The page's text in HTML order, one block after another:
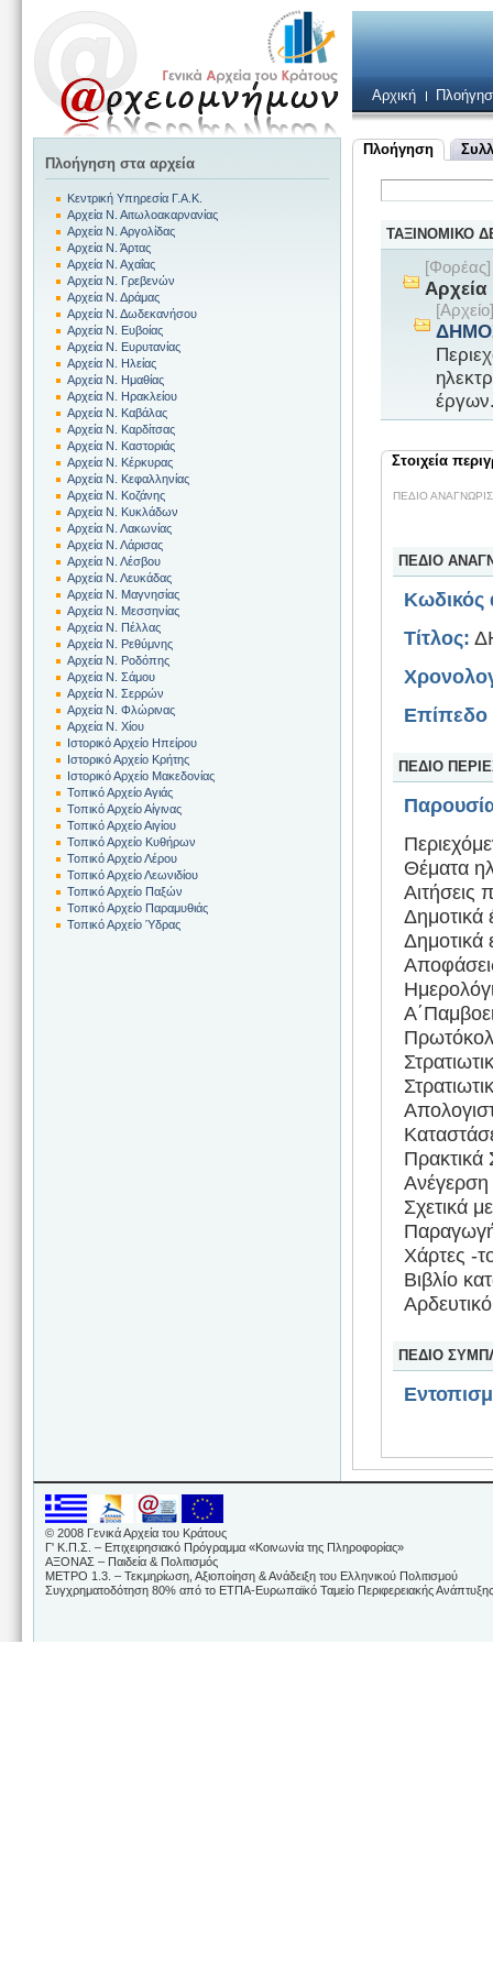
Αρχική
Πλοήγηση
ΤΑΞΙΝΟΜΙΚΟ
Στοιχεία
ΠΕΔΙΟ
ΠΕΔΙΟ
Κωδικός
Τίτλος:
Επίπεδο
ΠΕΔΙΟ
Θέματα
Αιτήσεις
Δημοτικά
Δημοτικά
Σχετικά
Παραγωγή
Χάρτες -
Βιβλίο
ΠΕΔΙΟ
Πλοήγηση στα αρχεία
Κεντρική Υπηρεσία Γ.Α.Κ.
Αρχεία Ν. Αιτωλοακαρνανίας
Αρχεία Ν. Αργολίδας
Αρχεία Ν. Άρτας
Αρχεία Ν. Αχαΐας
Αρχεία Ν. Γρεβενών
Αρχεία Ν. Δράμας
Αρχεία Ν. Δωδεκανήσου
Αρχεία Ν. Ευβοίας
Αρχεία Ν. Ευρυτανίας
Αρχεία Ν. Ηλείας
Αρχεία Ν. Ημαθίας
Αρχεία Ν. Ηρακλείου
Αρχεία Ν. Καβάλας
Αρχεία Ν. Καρδίτσας
Αρχεία Ν. Καστοριάς
Αρχεία Ν. Κέρκυρας
Αρχεία Ν. Κεφαλληνίας
Αρχεία Ν. Κοζάνης
Αρχεία Ν. Κυκλάδων
Αρχεία Ν. Λακωνίας
Αρχεία Ν. Λάρισας
Αρχεία Ν. Λέσβου
Αρχεία Ν. Λευκάδας
Αρχεία Ν. Μαγνησίας
Αρχεία Ν. Μεσσηνίας
Αρχεία Ν. Πέλλας
Αρχεία Ν. Ρεθύμνης
Αρχεία Ν. Ροδόπης
Αρχεία Ν. Σάμου
Αρχεία Ν. Σερρών
Αρχεία Ν. Φλώρινας
Αρχεία Ν. Χίου
Ιστορικό Αρχείο Ηπείρου
Ιστορικό Αρχείο Κρήτης
Ιστορικό Αρχείο Μακεδονίας
Τοπικό Αρχείο Αγιάς
Τοπικό Αρχείο Αίγινας
Τοπικό Αρχείο Αιγίου
Τοπικό Αρχείο Κυθήρων
Τοπικό Αρχείο Λέρου
Τοπικό Αρχείο Λεωνιδίου
Τοπικό Αρχείο Παξών
Τοπικό Αρχείο Παραμυθιάς
Τοπικό Αρχείο Ύδρας
© 2008 Γενικά Αρχεία του Κράτους
Γ' Κ.Π.Σ. – Επιχειρησιακό Πρόγραμμα «Κοινωνία της Πληροφορίας»
ΑΞΟΝΑΣ – Παιδεία & Πολιτισμός
ΜΕΤΡΟ 1.3. – Τεκμηρίωση, Αξιοποίηση & Ανάδειξη του Ελληνικού Πολιτισμού
Συγχρηματοδότηση 80% από το ΕΤΠΑ-Ευρωπαϊκό Ταμείο Περιφερειακής